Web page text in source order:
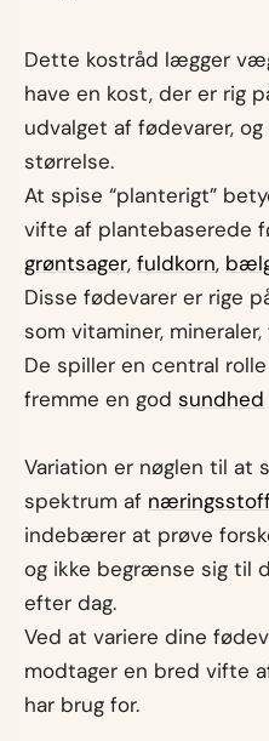
Dette kostråd lægger
have en kost, der er rig
udvalget af fødevarer,
størrelse.
At spise “planterigt”
vifte af plantebaserede
grøntsager, fuldkorn,
Disse fødevarer er rige
som vitaminer,
De spiller en central
fremme en god sundhed
Variation er nøglen til at
spektrum af
indebærer at prøve
og ikke begrænse sig til
efter dag.
Ved at variere dine
modtager en bred vifte
har brug for.